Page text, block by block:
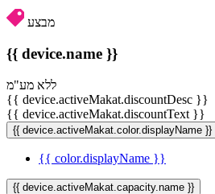
מבצע
{{ device.name }}
ללא מע"מ
{{ device.activeMakat.discountDesc }}
{{ device.activeMakat.discountText }}
{{ device.activeMakat.color.displayName }}
{{ color.displayName }}
{{ device.activeMakat.capacity.name }}